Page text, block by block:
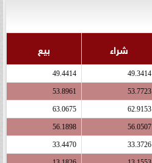
شراء بيع
49.3414
49.4414
53.7723
53.8961
62.9153
63.0675
56.0507
56.1898
33.3726
33.4470